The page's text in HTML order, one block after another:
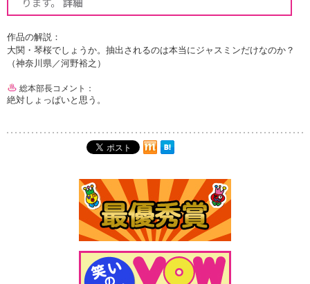
作品の解説：
大関・琴桜でしょうか。抽出されるのは本当にジャスミンだけなのか？
（神奈川県／河野裕之）
総本部長コメント：
絶対しょっぱいと思う。